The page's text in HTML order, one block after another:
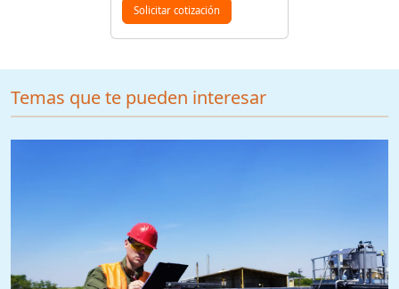
Solicitar cotización
Temas que te pueden interesar